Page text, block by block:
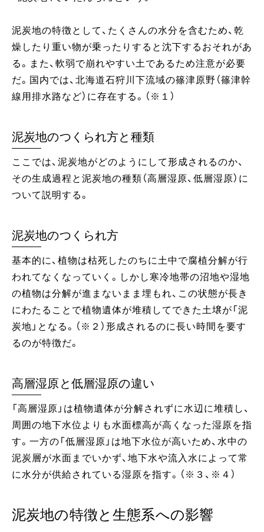
泥炭地の特徴として、たくさんの水分を含むため、乾
燥したり重い物が乗ったりすると沈下するおそれがあ
る。また、軟弱で崩れやすい土であるため注意が必要
だ。国内では、北海道石狩川下流域の篠津原野（篠津幹
線用排水路など） に存在する。（※１）
泥炭地のつくられ方と種類
ここでは、泥炭地がどのようにして形成されるのか、
その生成過程と泥炭地の種類（高層湿原、低層湿原）に
ついて説明する。
泥炭地のつくられ方
基本的に、植物は枯死したのちに土中で腐植分解が行
われてなくなっていく。しかし寒冷地帯の沼地や湿地
の植物は分解が進まないまま埋もれ、この状態が長き
にわたることで植物遺体が堆積してできた土壌が「泥
炭地」となる。（※２）形成されるのに長い時間を要す
るのが特徴だ。
高層湿原と低層湿原の違い
「高層湿原」は植物遺体が分解されずに水辺に堆積し、
周囲の地下水位よりも水面標高が高くなった湿原を指
す。一方の「低層湿原」は地下水位が高いため、水中の
泥炭層が水面までいかず、地下水や流入水によって常
に水分が供給されている湿原を指す。（※３、※４）
泥炭地の特徴と生態系への影響